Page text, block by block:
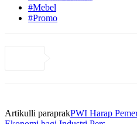
#Mebel
#Promo
Artikulli paraprakPWI Harap